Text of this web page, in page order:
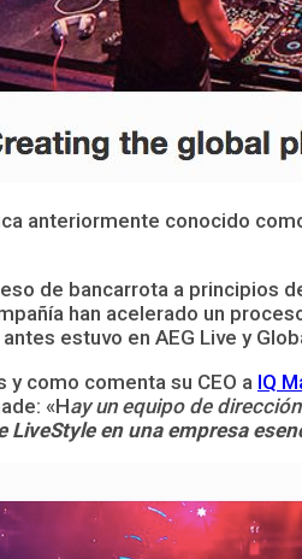
anteriormente conocido
de bancarrota a principios
han acelerado un
estuvo en AEG Live y
como comenta su CEO a IQ
«Hay un equipo de
LiveStyle en una empresa